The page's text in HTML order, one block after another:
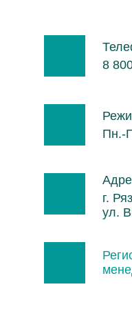
8
Пн.-
г.
ул.